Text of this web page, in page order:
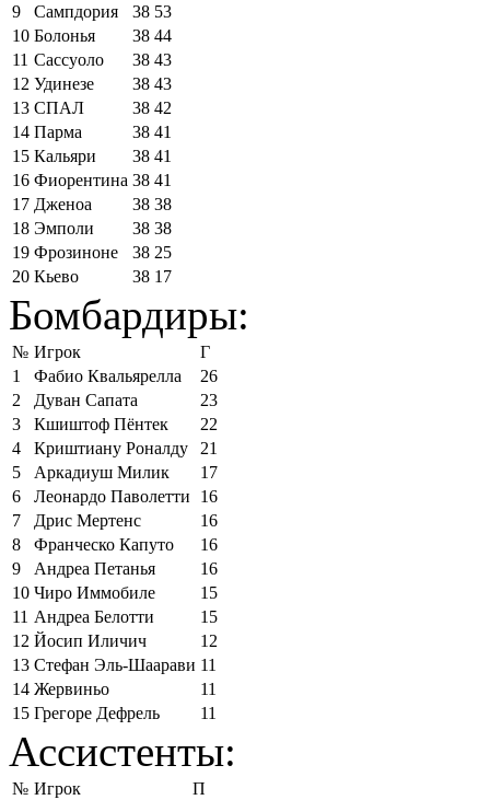
9
Сампдория 38 53
10 Болонья 38 44
11 Сассуоло 38 43
12 Удинезе 38 43
13 СПАЛ 38 42
14 Парма 38 41
15 Кальяри 38 41
16 Фиорентина 38 41
17 Дженоа 38 38
18 Эмполи 38 38
19 Фрозиноне 38 25
20 Кьево 38 17
Бомбардиры:
№ Игрок
Г
1
Фабио Квальярелла
26
2
Дуван Сапата
23
3
Кшиштоф Пёнтек
22
4
Криштиану Роналду
21
5
Аркадиуш Милик
17
6
Леонардо Паволетти
16
7
Дрис Мертенс
16
8
Франческо Капуто
16
9
Андреа Петанья
16
10 Чиро Иммобиле
15
11 Андреа Белотти
15
12 Йосип Иличич
12
13 Стефан Эль-Шаарави 11
14 Жервиньо
11
15 Грегоре Дефрель 11
Ассистенты:
№ Игрок
П